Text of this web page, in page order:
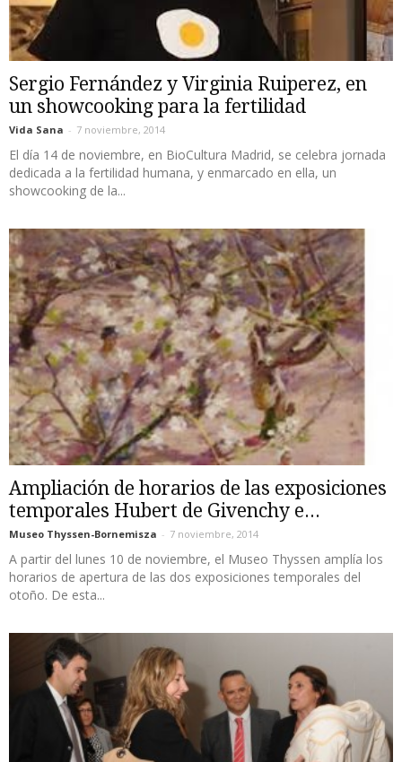
Sergio Fernández y Virginia Ruiperez, en
un showcooking para la fertilidad
Vida Sana - 7 noviembre, 2014
El día 14 de noviembre, en BioCultura Madrid, se celebra jornada
dedicada a la fertilidad humana, y enmarcado en ella, un
showcooking de la...
Ampliación de horarios de las exposiciones
temporales Hubert de Givenchy e...
Museo Thyssen-Bornemisza - 7 noviembre, 2014
A partir del lunes 10 de noviembre, el Museo Thyssen amplía los
horarios de apertura de las dos exposiciones temporales del
otoño. De esta...